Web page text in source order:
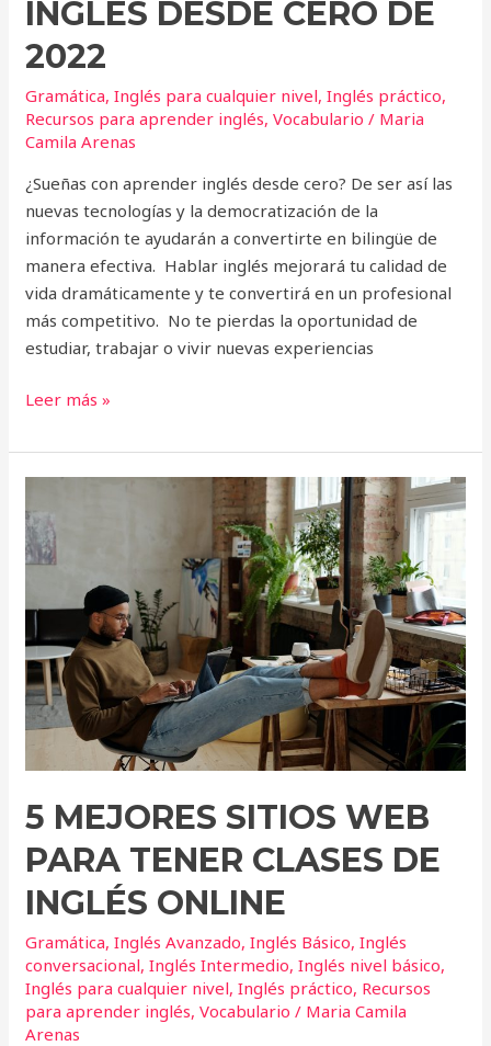
INGLÉS DESDE CERO DE
2022
Gramática,Inglés para cualquier nivel,Inglés práctico,
Recursos para aprender inglés,Vocabulario / Maria
Camila Arenas
¿Sueñas con aprender inglés desde cero? De ser así las
nuevas tecnologías y la democratización de la
información te ayudarán a convertirte en bilingüe de
manera efectiva. Hablar inglés mejorará tu calidad de
vida dramáticamente y te convertirá en un profesional
más competitivo. No te pierdas la oportunidad de
estudiar, trabajar o vivir nuevas experiencias
Leer más »
5 MEJORES SITIOS WEB
PARA TENER CLASES DE
INGLÉS ONLINE
Gramática,Inglés Avanzado,Inglés Básico,Inglés
conversacional,Inglés Intermedio,Inglés nivel básico,
Inglés para cualquier nivel,Inglés práctico, Recursos
para aprender inglés,Vocabulario / Maria Camila
Arenas
mejores
sitios
web
tener
clases
de
inglés
online